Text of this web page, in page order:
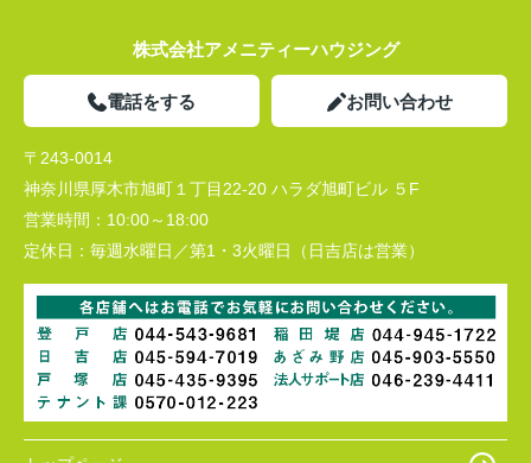
株式会社アメニティーハウジング
電話をする お問い合わせ
〒243-0014
神奈川県厚木市旭町１丁目22-20 ハラダ旭町ビル ５F
営業時間： 10:00～18:00
定休日： 毎週水曜日／第1・3火曜日（日吉店は営業）